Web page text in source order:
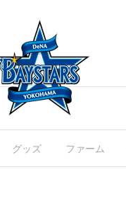
グッズ ファーム